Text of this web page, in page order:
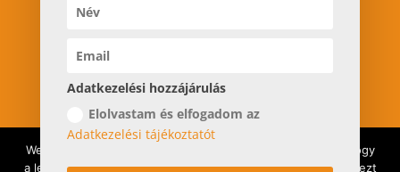
Adatkezelési hozzájárulás
Elolvastam és elfogadom az Adatkezelési
tájékoztatót
Adatkezelési hozzájárulás
Elolvastam és elfogadom az
Adatkezelési tájékoztatót
Weboldalunkon cookie-kat használunk annak érdekében, hogy
a lehető legjobb élményt nyújtsuk. Ha továbbra is használja ezt